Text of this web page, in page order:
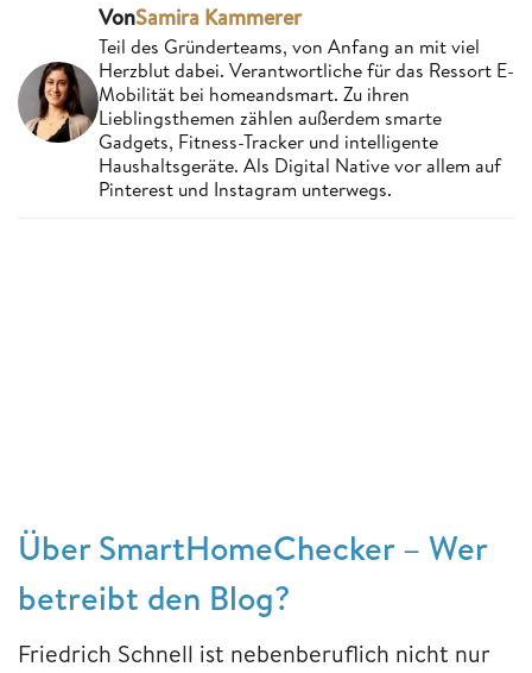
VonSamira Kammerer
Teil des Gründerteams, von Anfang an mit viel
Herzblut dabei. Verantwortliche für das Ressort E-
Mobilität bei homeandsmart. Zu ihren
Lieblingsthemen zählen außerdem smarte
Gadgets, Fitness-Tracker und intelligente
Haushaltsgeräte. Als Digital Native vor allem auf
Pinterest und Instagram unterwegs.
Über SmartHomeChecker – Wer
betreibt den Blog?
Friedrich Schnell ist nebenberuflich nicht nur